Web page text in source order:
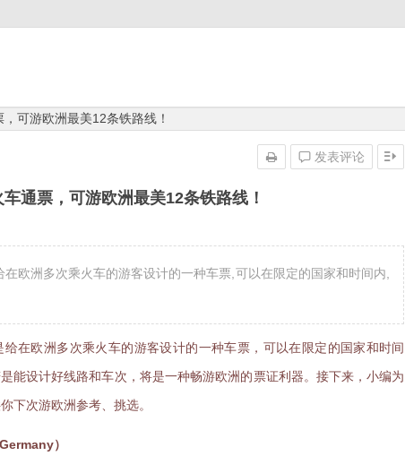
，可游欧洲最美12条铁路线！
车通票，可游欧洲最美12条铁路线！
发表评论
欧洲多次乘火车的游客设计的一种车票,可以在限定的国家和时间内,
在欧洲多次乘火车的游客设计的一种车票，可以在限定的国家和时间
能设计好线路和车次，将是一种畅游欧洲的票证利器。接下来，小编为
下次游欧洲参考、挑选。
）